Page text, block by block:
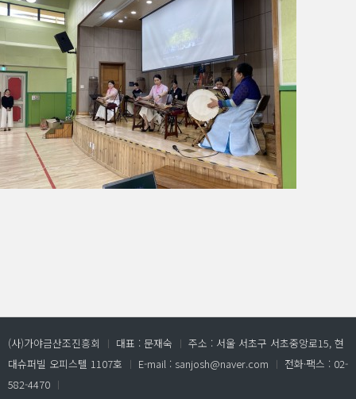
(사)가야금산조진흥회 ㅣ 대표 : 문재숙 ㅣ 주소 : 서울 서초구 서초중앙로15, 현
대슈퍼빌 오피스텔 1107호 ㅣ E-mail : sanjosh@naver.com ㅣ 전화·팩스 : 02-
582-4470 ㅣ